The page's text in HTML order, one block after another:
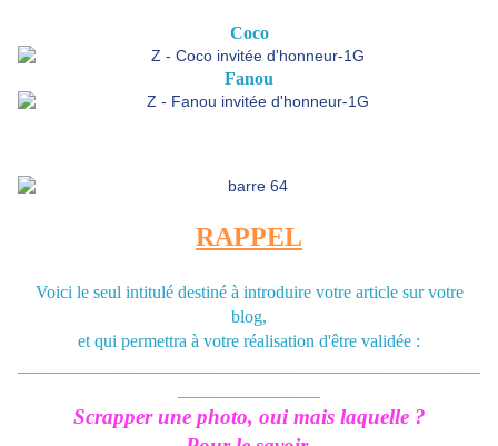
Coco
Fanou
RAPPEL
Voici le seul intitulé destiné à introduire votre article sur votre
blog,
et qui permettra à votre réalisation d'être validée :
Scrapper une photo, oui mais laquelle ?